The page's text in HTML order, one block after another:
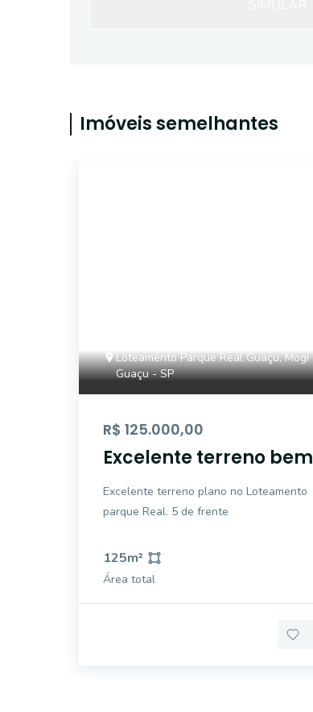
Imóveis semelhantes
Loteamento Parque Real Guaçu, Mogi
Guaçu - SP
R$ 125.000,00
Excelente terreno bem
localizado no
Loteamento Parque
Real, Mogi Guaçu
Excelente terreno plano no Loteamento
parque Real. 5 de frente
125m²
Área total